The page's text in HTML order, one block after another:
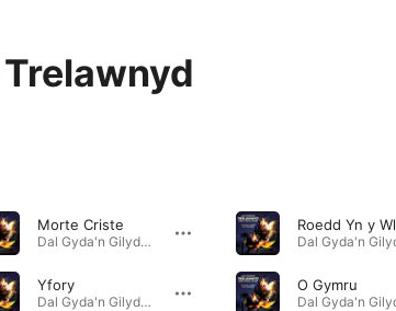
Morte Criste
Dal Gyda'n Gilydd / Still Together · 2024
Yfory
Dal Gyda'n Gilydd / Still Together · 2024
O Gymru